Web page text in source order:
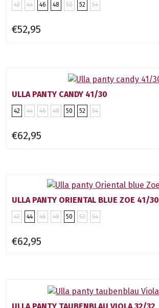
42 44 46 48 50 52 54
€52,95
ULLA PANTY CANDY 41/30
42 44 46 48 50 52 54
€62,95
ULLA PANTY ORIENTAL BLUE ZOE 41/30
42 44 46 48 50 52 54
€62,95